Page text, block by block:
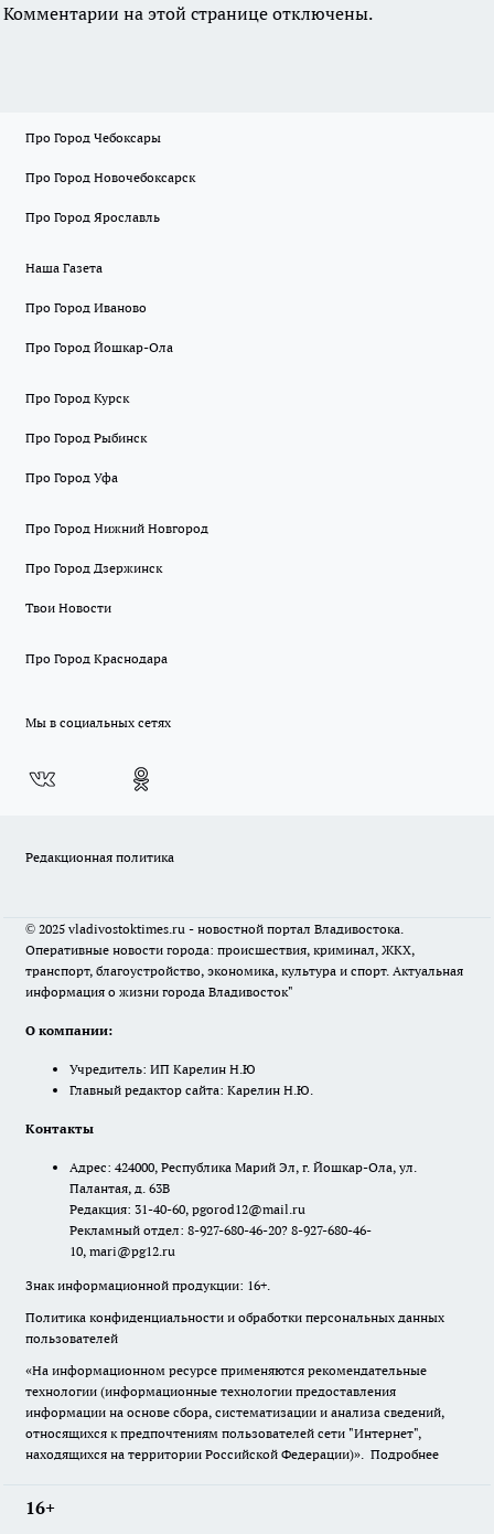
Комментарии на этой странице отключены.
Про Город Чебоксары
Про Город Новочебоксарск
Про Город Ярославль
Наша Газета
Про Город Иваново
Про Город Йошкар-Ола
Про Город Курск
Про Город Рыбинск
Про Город Уфа
Про Город Нижний Новгород
Про Город Дзержинск
Твои Новости
Про Город Краснодара
Мы в социальных сетях
Редакционная политика
© 2025 vladivostoktimes.ru - новостной портал Владивостока.
Оперативные новости города: происшествия, криминал, ЖКХ,
транспорт, благоустройство, экономика, культура и спорт. Актуальная
информация о жизни города Владивосток"
О компании:
Учредитель: ИП Карелин Н.Ю
Главный редактор сайта: Карелин Н.Ю.
Контакты
Адрес: 424000, Республика Марий Эл, г. Йошкар-Ола, ул.
Палантая, д. 63В
Редакция: 31-40-60, pgorod12@mail.ru
Рекламный отдел: 8-927-680-46-20? 8-927-680-46-
10, mari@pg12.ru
Знак информационной продукции: 16+.
Политика конфиденциальности и обработки персональных данных
пользователей
«На информационном ресурсе применяются рекомендательные
технологии (информационные технологии предоставления
информации на основе сбора, систематизации и анализа сведений,
относящихся к предпочтениям пользователей сети "Интернет",
находящихся на территории Российской Федерации)». Подробнее
16+